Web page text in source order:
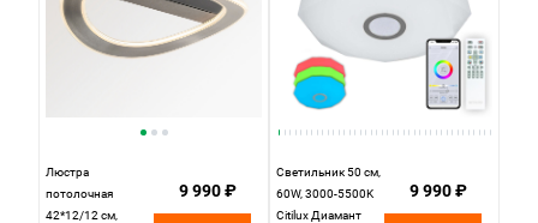
Люстра
потолочная
42*12/12 см,
9 990 ₽
Светильник 50 см,
60W, 3000-5500K
Citilux Диамант
9 990 ₽